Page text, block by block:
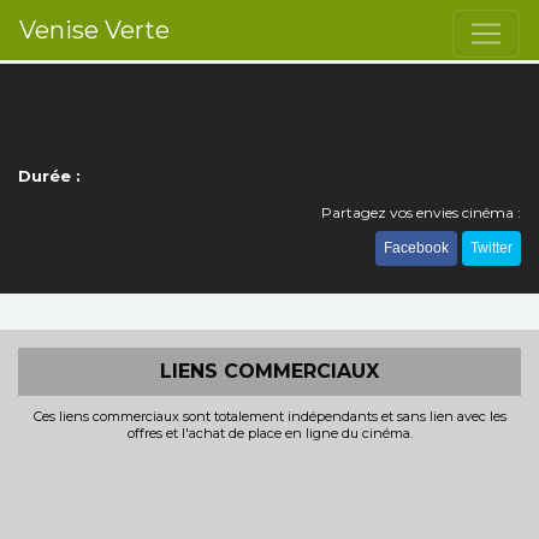
Venise Verte
Durée :
Partagez vos envies cinéma :
Facebook Twitter
LIENS COMMERCIAUX
Ces liens commerciaux sont totalement indépendants et sans lien avec les
offres et l'achat de place en ligne du cinéma.